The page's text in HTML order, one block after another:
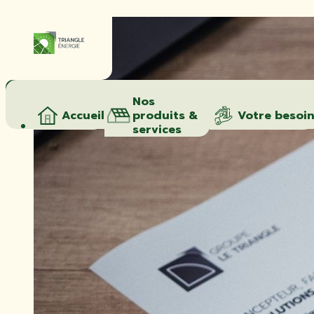
Accueil
Nos
produits &
services
Nos bâtiments
Rénovation de
toiture
Nouvelle offre :
photovoltaïque
Batterie de
stockage
Votre besoin
hangar agricole
Financer mon
projet solaire
Rénover ma toiture